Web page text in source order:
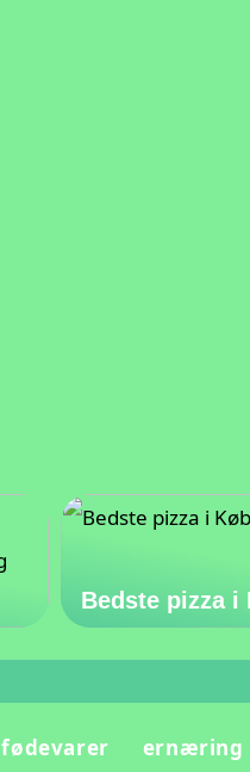
Bedste pizza i
fødevarer ernæring